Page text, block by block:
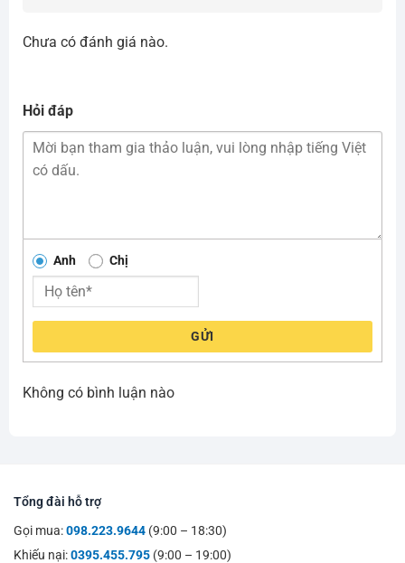
Chưa có đánh giá nào.
Hỏi đáp
Anh Chị
GỬI
Không có bình luận nào
Tổng đài hỗ trợ
Gọi mua:098.223.9644 (9:00 – 18:30)
Khiếu nại:0395.455.795 (9:00 – 19:00)